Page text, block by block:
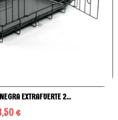
EXTRAFUERTE 2...
€